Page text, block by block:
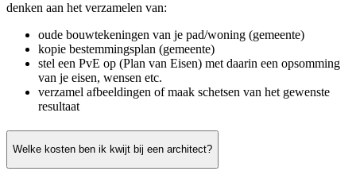
denken aan het verzamelen van:
oude bouwtekeningen van je pad/woning (gemeente)
kopie bestemmingsplan (gemeente)
stel een PvE op (Plan van Eisen) met daarin een opsomming
van je eisen, wensen etc.
verzamel afbeeldingen of maak schetsen van het gewenste
resultaat
Welke kosten ben ik kwijt bij een architect?